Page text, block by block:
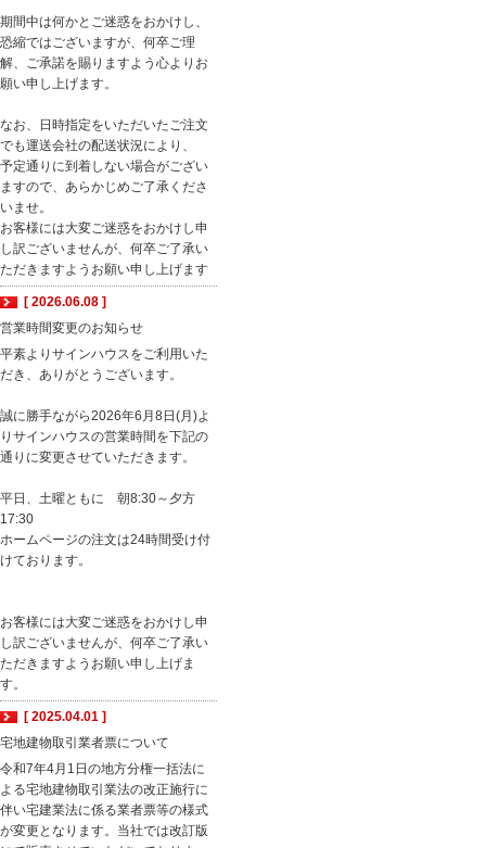
期間中は何かとご迷惑をおかけし、
恐縮ではございますが、何卒ご理
解、ご承諾を賜りますよう心よりお
願い申し上げます。
なお、日時指定をいただいたご注文
でも運送会社の配送状況により、
予定通りに到着しない場合がござい
ますので、あらかじめご了承くださ
いませ。
お客様には大変ご迷惑をおかけし申
し訳ございませんが、何卒ご了承い
ただきますようお願い申し上げます
[ 2026.06.08 ]
営業時間変更のお知らせ
平素よりサインハウスをご利用いた
だき、ありがとうございます。
誠に勝手ながら2026年6月8日(月)よ
りサインハウスの営業時間を下記の
通りに変更させていただきます。
平日、土曜ともに 朝8:30～夕方
17:30
ホームページの注文は24時間受け付
けております。
お客様には大変ご迷惑をおかけし申
し訳ございませんが、何卒ご了承い
ただきますようお願い申し上げま
す。
[ 2025.04.01 ]
宅地建物取引業者票について
令和7年4月1日の地方分権一括法に
よる宅地建物取引業法の改正施行に
伴い宅建業法に係る業者票等の様式
が変更となります。当社では改訂版